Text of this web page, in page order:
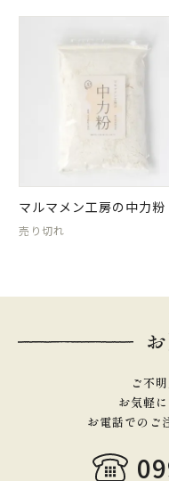
マルマメン工房の中力粉
売り切れ
ご不
お気軽
お電話でのご